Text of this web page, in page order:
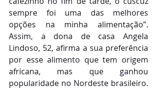
sempre foi uma das melhores
opções na minha alimentação”.
Assim, a dona de casa Angela
Lindoso, 52, afirma a sua preferência
por esse alimento que tem origem
africana, mas que ganhou
popularidade no Nordeste brasileiro.